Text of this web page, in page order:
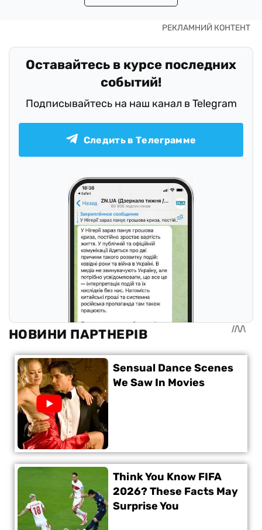
Оставайтесь в курсе последних
событий!
Подписывайтесь на наш канал в Telegram
Следить в Телеграмме